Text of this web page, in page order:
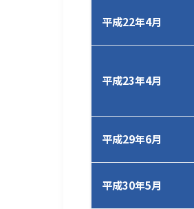
平成22年4月
平成23年4月
平成29年6月
平成30年5月